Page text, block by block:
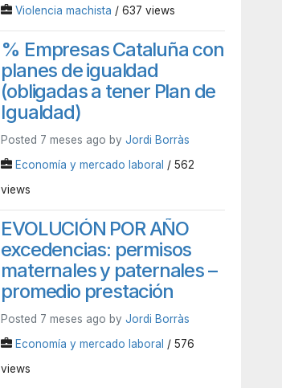
Violencia machista / 637 views
% Empresas Cataluña con
planes de igualdad
(obligadas a tener Plan de
Igualdad)
Posted 7 meses ago byJordi Borràs
Economía y mercado laboral / 562
views
EVOLUCIÓN POR AÑO
excedencias: permisos
maternales y paternales –
promedio prestación
Posted 7 meses ago byJordi Borràs
Economía y mercado laboral / 576
views